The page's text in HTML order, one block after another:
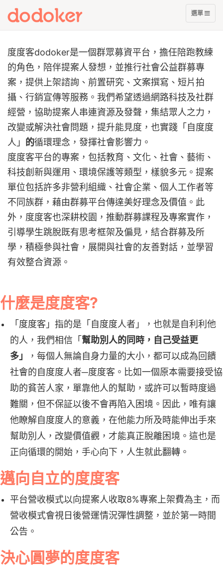
展
開
選
選單
度度客dodoker是一個群眾募資平台，擔任陪跑教練
的角色，陪伴提案人發想，並推行社會公益群募專
案，提供上架諮詢、前置研究、文案撰寫、短片拍
攝、行銷宣傳等服務。我們希望透過網路科技及社群
經營，協助提案人串連資源及發聲，集結眾人之力，
改變或解決社會問題，提升能見度，也實踐「自度度
人」 的循環理念，發揮社會影響力。
度度客平台的專案，包括教育、文化、社會、藝術、
科技創新與運用、環境保護等類型，樣貌多元。提案
單位包括許多非營利組織、社會企業、個人工作者等
不同族群，藉由群募平台傳達美好理念及價值。此
外，度度客也深耕校園，推動群募課程及專案實作，
引導學生跳脫既有思考框架及偏見，結合群募及所
學，積極參與社會，展開與社會的友善對話，並學習
有效整合資源。
什麼是度度客?
「度度客」指的是「自度度人者」，也就是自利利他
的人，我們相信「 幫助別人的同時，自己受益更
多」
，每個人無論自身力量的大小，都可以成為回饋
社會的自度度人者─度度客。比如一個原本需要接受協
助的貧苦人家，單靠他人的幫助，或許可以暫時度過
難關，但不保証以後不會再陷入 困境。因此，唯有讓
他瞭解自度度人的意義，在他能力所及時能伸出手來
幫助別人，改變價值觀，才能真正脫離困境。這也是
正向循環的開始，手心向下，人生就此翻轉。
邁向自立的度度客
平台營收模式以向提案人收取8%專案上架費為主，而
營收模式會視日後營運情況彈性調整，並於第一時間
公告。
決心圓夢的度度客